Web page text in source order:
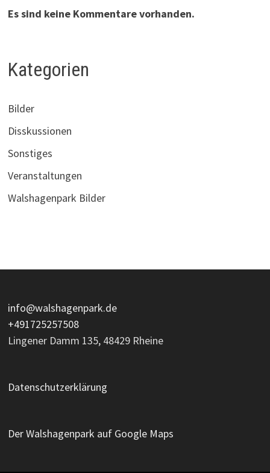
Es sind keine Kommentare vorhanden.
Kategorien
Bilder
Disskussionen
Sonstiges
Veranstaltungen
Walshagenpark Bilder
info@walshagenpark.de
+491725257508
Lingener Damm 135, 48429 Rheine
Datenschutzerklärung
Der Walshagenpark auf Google Maps